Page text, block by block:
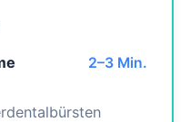
2–3 Min.